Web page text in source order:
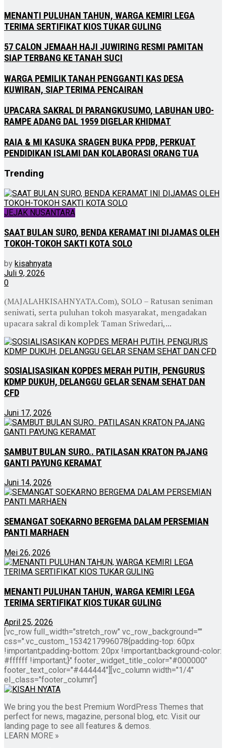
MENANTI PULUHAN TAHUN, WARGA KEMIRI LEGA
TERIMA SERTIFIKAT KIOS TUKAR GULING
57 CALON JEMAAH HAJI JUWIRING RESMI PAMITAN
SIAP TERBANG KE TANAH SUCI
WARGA PEMILIK TANAH PENGGANTI KAS DESA
KUWIRAN, SIAP TERIMA PENCAIRAN
UPACARA SAKRAL DI PARANGKUSUMO, LABUHAN UBO-
RAMPE ADANG DAL 1959 DIGELAR KHIDMAT
RAIA & MI KASUKA SRAGEN BUKA PPDB, PERKUAT
PENDIDIKAN ISLAMI DAN KOLABORASI ORANG TUA
Trending
JEJAK NUSANTARA
SAAT BULAN SURO, BENDA KERAMAT INI DIJAMAS OLEH
TOKOH-TOKOH SAKTI KOTA SOLO
by kisahnyata
Juli 9, 2026
0
(MAJALAHKISAHNYATA.Com), SOLO – Ratusan seniman
seniwati, serta puluhan tokoh masyarakat, mengadakan
upacara sakral di komplek Taman Sriwedari,...
SOSIALISASIKAN KOPDES MERAH PUTIH, PENGURUS
KDMP DUKUH, DELANGGU GELAR SENAM SEHAT DAN
CFD
Juni 17, 2026
SAMBUT BULAN SURO.. PATILASAN KRATON PAJANG
GANTI PAYUNG KERAMAT
Juni 14, 2026
SEMANGAT SOEKARNO BERGEMA DALAM PERSEMIAN
PANTI MARHAEN
Mei 26, 2026
MENANTI PULUHAN TAHUN, WARGA KEMIRI LEGA
TERIMA SERTIFIKAT KIOS TUKAR GULING
April 25, 2026
[vc_row full_width="stretch_row" vc_row_background=""
css=".vc_custom_1534217996078{padding-top: 60px
!important;padding-bottom: 20px !important;background-color:
#ffffff !important;}" footer_widget_title_color="#000000"
footer_text_color="#444444"][vc_column width="1/4"
el_class="footer_column"]
We bring you the best Premium WordPress Themes that
perfect for news, magazine, personal blog, etc. Visit our
landing page to see all features & demos.
LEARN MORE »